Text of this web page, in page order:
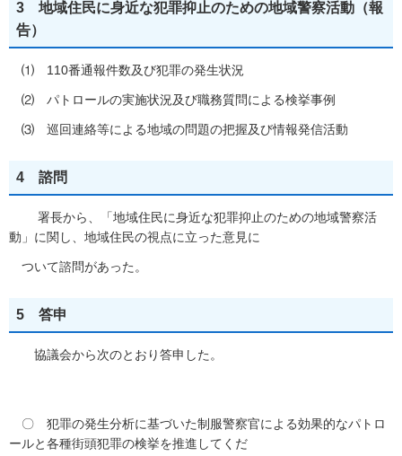
3 地域住民に身近な犯罪抑止のための地域警察活動（報
告）
⑴ 110番通報件数及び犯罪の発生状況
⑵ パトロールの実施状況及び職務質問による検挙事例
⑶ 巡回連絡等による地域の問題の把握及び情報発信活動
4 諮問
署長から、「地域住民に身近な犯罪抑止のための地域警察活
動」に関し、地域住民の視点に立った意見に
ついて諮問があった。
5 答申
協議会から次のとおり答申した。
〇 犯罪の発生分析に基づいた制服警察官による効果的なパトロ
ールと各種街頭犯罪の検挙を推進してくだ